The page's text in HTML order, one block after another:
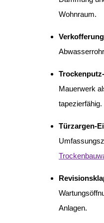
Wohnraum.
Mauerwerk
tapezierfähig.
Türzargen-
Anlagen.